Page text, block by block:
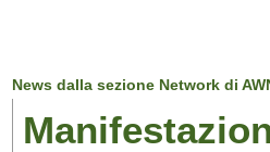
News dalla sezione Network di